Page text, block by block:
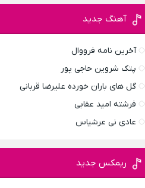
آهنگ جدید
آخرین نامه فرووال
پتک شروین حاجی پور
گل های باران خورده علیرضا قربانی
فرشته امید عقابی
عادی نی عرشیاس
ریمکس جدید